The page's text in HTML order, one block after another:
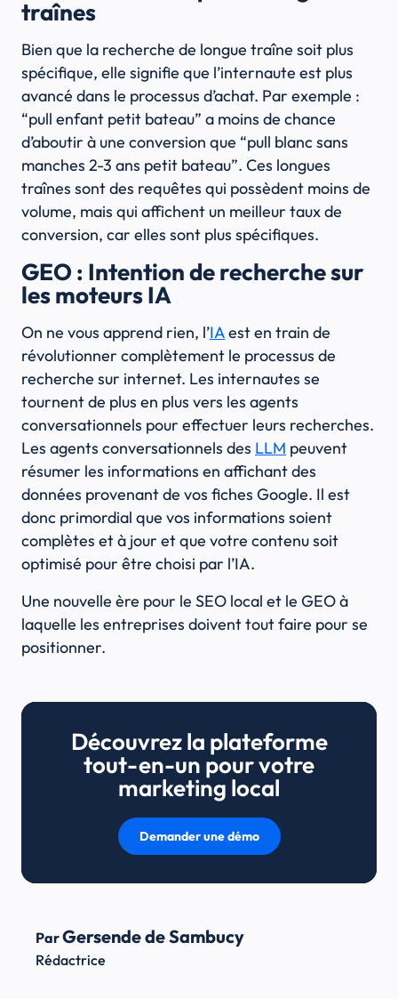
traînes
Bien que la recherche de longue traîne soit plus
spécifique, elle signifie que l’internaute est plus
avancé dans le processus d’achat. Par exemple :
“pull enfant petit bateau” a moins de chance
d’aboutir à une conversion que “pull blanc sans
manches 2-3 ans petit bateau”. Ces longues
traînes sont des requêtes qui possèdent moins de
volume, mais qui affichent un meilleur taux de
conversion, car elles sont plus spécifiques.
GEO : Intention de recherche sur
les moteurs IA
On ne vous apprend rien, l’IAest en train de
révolutionner complètement le processus de
recherche sur internet. Les internautes se
tournent de plus en plus vers les agents
conversationnels pour effectuer leurs recherches.
Les agents conversationnels des LLM peuvent
résumer les informations en affichant des
données provenant de vos fiches Google. Il est
donc primordial que vos informations soient
complètes et à jour et que votre contenu soit
optimisé pour être choisi par l’IA.
Une nouvelle ère pour le SEO local et le GEO à
laquelle les entreprises doivent tout faire pour se
positionner.
Découvrez la plateforme
tout-en-un pour votre
marketing local
Demander une démo
ParGersende de Sambucy
Rédactrice